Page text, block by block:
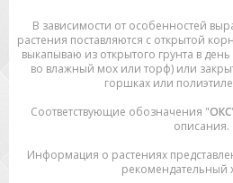
В зависимости от особенностей
растения поставляются с открытой
выкапываю из открытого грунта в
во влажный мох или торф) или
горшках или
Соответствующие обозначения "ОКС
описания.
Информация о растениях
рекомендательный